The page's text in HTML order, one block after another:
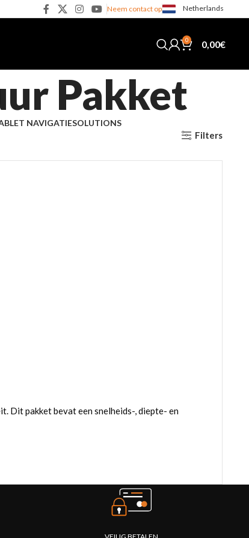
Neem contact op Netherlands
0 0,00€
Pakket
NAVIGATIESOLUTIONS
Filters
Dit pakket bevat een snelheids-, diepte- en